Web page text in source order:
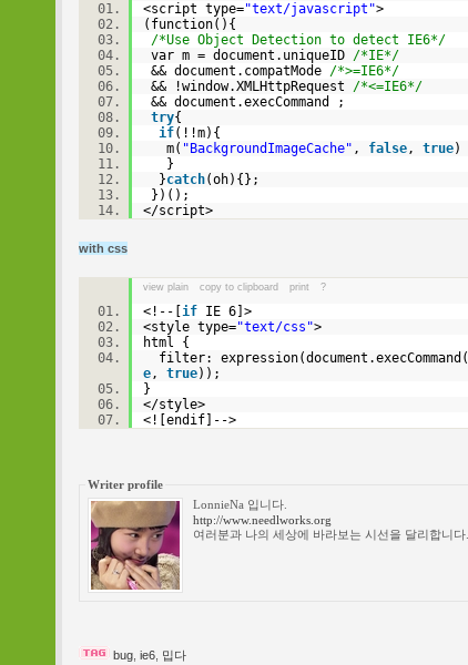
<script type="text/javascript">
(function(){
/*Use Object Detection to detect IE6*/
var m = document.uniqueID /*IE*/
&& document.compatMode /*>=IE6*/
&& !window.XMLHttpRequest /*<=IE6*/
&& document.execCommand ;
try{
if(!!m){
m( "BackgroundImageCache" , false, true)
}
}catch(oh){};
})();
</script>
with css
view plain copy to clipboard print ?
<!--[ if IE 6]>
<style type="text/css">
html {
filter: expression(document.execCommand(
e, true));
}
</style>
<![endif]-->
Writer profile
LonnieNa 입니다.
http://www.needlworks.org
여러분과 나의 세상에 바라보는 시선을 달리합니다.
bug ie6 밉다